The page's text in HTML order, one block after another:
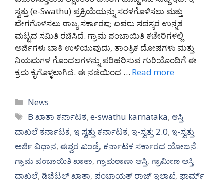
ಸ್ವತ್ತು (e-Swathu) ಪ್ರಕ್ರಿಯೆಯನ್ನು ಸರಳಗೊಳಿಸಲು ಮತ್ತು
ವೇಗಗೊಳಿಸಲು ರಾಜ್ಯ ಸರ್ಕಾರವು ಐವರು ಸದಸ್ಯರ ಉನ್ನತ
ಮಟ್ಟದ ಸಮಿತಿ ರಚಿಸಿದೆ. ಗ್ರಾಮ ಪಂಚಾಯಿತಿ ಕಚೇರಿಗಳಲ್ಲಿ
ಅರ್ಜಿಗಳು ಬಾಕಿ ಉಳಿಯುವುದು, ತಾಂತ್ರಿಕ ದೋಷಗಳು ಮತ್ತು
ನಿಯಮಗಳ ಗೊಂದಲಗಳನ್ನು ಪರಿಹರಿಸುವ ಗುರಿಯೊಂದಿಗೆ ಈ
ಕ್ರಮ ಕೈಗೊಳ್ಳಲಾಗಿದೆ. ಈ ನಡೆಯಿಂದ … Read more
Categories
News
Tags
B ಖಾತಾ ಕರ್ನಾಟಕ,e-swathu karnataka, ಆಸ್ತಿ
ದಾಖಲೆ ಕರ್ನಾಟಕ, ಇ ಸ್ವತ್ತು ಕರ್ನಾಟಕ, ಇ-ಸ್ವತ್ತು 2.0, ಇ-ಸ್ವತ್ತು
ಅರ್ಜಿ ವಿಧಾನ, ಈಶ್ವರ ಖಂಡ್ರೆ, ಕರ್ನಾಟಕ ಸರ್ಕಾರದ ಯೋಜನೆ,
ಗ್ರಾಮ ಪಂಚಾಯಿತಿ ಖಾತಾ, ಗ್ರಾಮಠಾಣಾ ಆಸ್ತಿ, ಗ್ರಾಮೀಣ ಆಸ್ತಿ
ದಾಖಲೆ, ಡಿಜಿಟಲ್ ಖಾತಾ, ಪಂಚಾಯತ್ ರಾಜ್ ಇಲಾಖೆ, ಫಾರ್ಮ್